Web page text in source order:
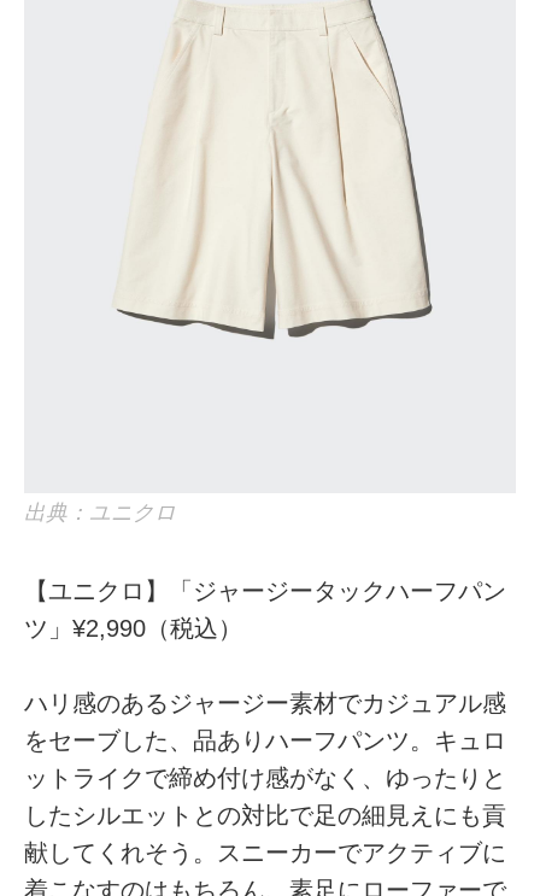
出典：ユニクロ
【ユニクロ】「ジャージータックハーフパン
ツ」¥2,990（税込）
ハリ感のあるジャージー素材でカジュアル感
をセーブした、品ありハーフパンツ。キュロ
ットライクで締め付け感がなく、ゆったりと
したシルエットとの対比で足の細見えにも貢
献してくれそう。スニーカーでアクティブに
着こなすのはもちろん、素足にローファーで